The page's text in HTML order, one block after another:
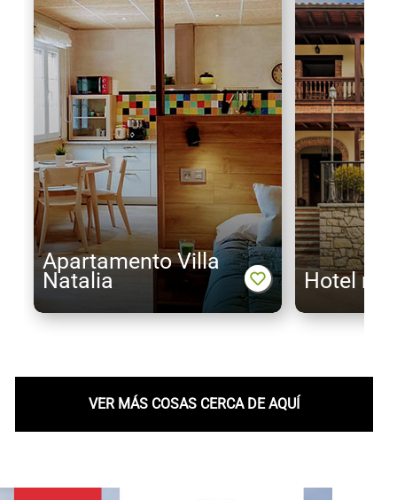
Apartamento Villa
Natalia Hotel
VER MÁS COSAS CERCA DE AQUÍ